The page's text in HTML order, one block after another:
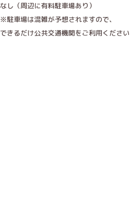
なし（周辺に有料駐車場あり）
※駐車場は混雑が予想されますので、
できるだけ公共交通機関をご利用ください